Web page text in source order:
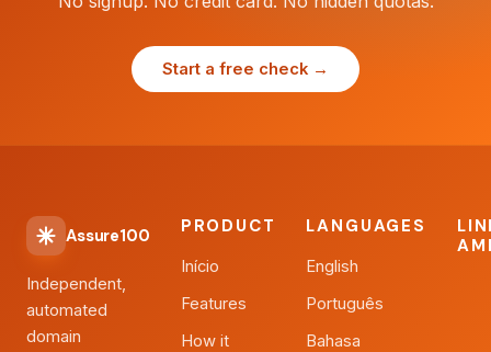
Start a free check →
Assure100
Independent,
automated
domain
PRODUCT
Início
Features
How it
LANGUAGES
English
Português
Bahasa